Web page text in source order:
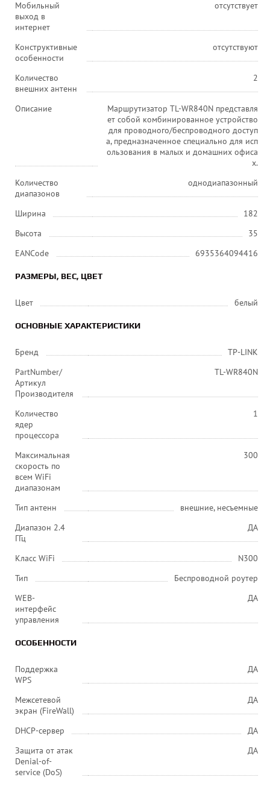
Мобильный
выход в
интернет
отсутствует
Конструктивные
особенности
отсутствуют
Количество
внешних антенн
2
Описание
Маршрутизатор TL-WR840N представля
ет собой комбинированное устройство
для проводного/беспроводного доступ
а, предназначенное специально для исп
ользования в малых и домашних офиса
х.
Количество
диапазонов
однодиапазонный
Ширина
182
Высота
35
EANCode
6935364094416
РАЗМЕРЫ, ВЕС, ЦВЕТ
Цвет белый
ОСНОВНЫЕ ХАРАКТЕРИСТИКИ
Бренд
TP-LINK
PartNumber/
Артикул
Производителя
TL-WR840N
Количество
ядер
процессора
1
Максимальная
скорость по
всем WiFi
диапазонам
300
Тип антенн
внешние, несъемные
Диапазон 2.4
ГГц
ДА
Класс WiFi
N300
Тип
Беспроводной роутер
WEB-
интерфейс
управления
ДА
ОСОБЕННОСТИ
Поддержка
WPS
ДА
Межсетевой
экран (FireWall)
ДА
DHCP-сервер
ДА
Защита от атак
Denial-of-
service (DoS)
ДА